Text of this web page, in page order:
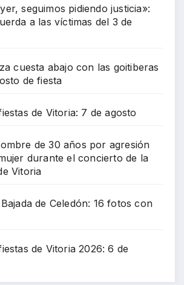
seguimos pidiendo justicia»:
a las víctimas del 3 de
cuesta abajo con las goitiberas
de fiesta
de Vitoria: 7 de agosto
de 30 años por agresión
durante el concierto de la
Vitoria
de Celedón: 16 fotos con
de Vitoria 2026: 6 de